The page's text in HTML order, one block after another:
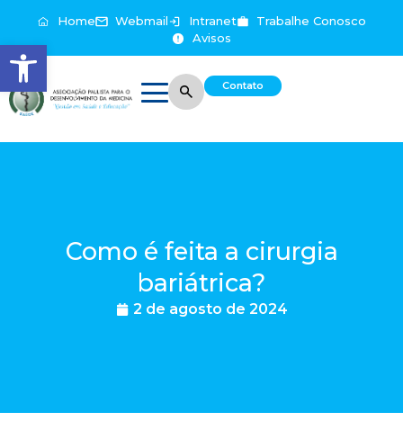
Abrir a barra de ferramentas
Home Webmail Intranet
Trabalhe Conosco
Avisos
Contato
Como é feita a cirurgia
bariátrica?
2 de agosto de 2024